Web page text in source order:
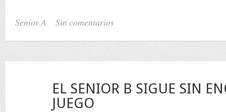
Senior A Sin comentarios
EL SENIOR B SIGUE SIN
JUEGO